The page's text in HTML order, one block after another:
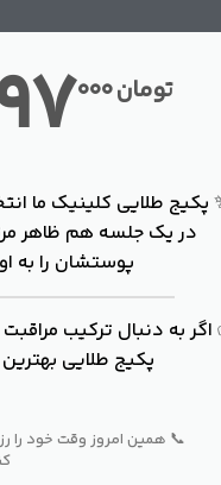
000تومان
پکیج طلایی کلینیک ما
در یک جلسه هم ظاهر
پوستشان را به
اگر به دنبال ترکیب
پکیج طلایی
📞 همین امروز وقت خود را